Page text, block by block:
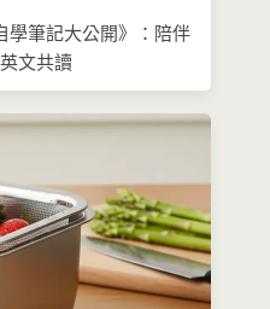
學筆記大公開》：陪伴
文共讀